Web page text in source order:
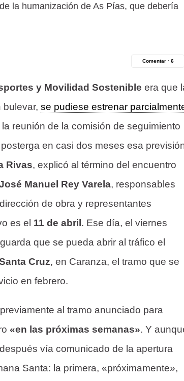
la humanización de As Pías, que debería
Comentar · 6
y Movilidad Sostenible era que
bulevar, se pudiese estrenar
reunión de la comisión de seguimiento
en casi dos meses esa
Rivas, explicó al término del encuentro
Manuel Rey Varela, responsables
de obra y representantes
es el 11 de abril . Ese día, el viernes
que se pueda abrir al tráfico el
Cruz, en Caranza, el tramo que se
en febrero.
al tramo anunciado para
«en las próximas semanas». Y
vía comunicado de la apertura
Santa: la primera, «próximamente»,